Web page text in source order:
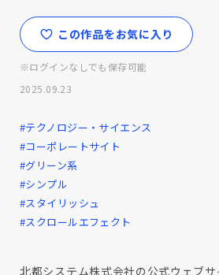
この作品をお気に入り
※ログインなしでも保存可能
2025.09.23
#テクノロジー・サイエンス
#コーポレートサイト
#グリーン系
#シンプル
#スタイリッシュ
#スクロールエフェクト
北都システム株式会社の公式ウェブ